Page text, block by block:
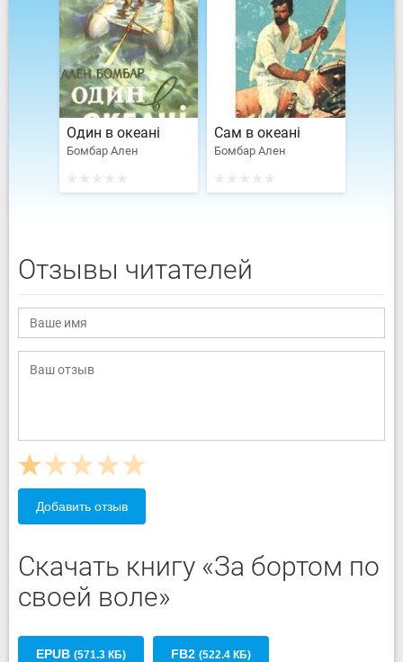
Один в океані
Бомбар Ален
Сам в океані
Бомбар Ален
Отзывы читателей
Добавить отзыв
Скачать книгу «За бортом по
своей воле»
EPUB (571.3 КБ) FB2 (522.4 КБ)